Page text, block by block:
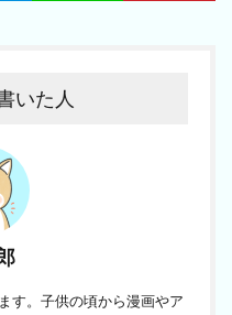
いた人
す。子供の頃から漫画やア